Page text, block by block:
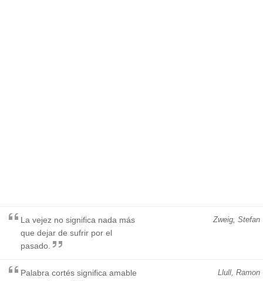
Zweig, Stefan
La vejez no significa nada más
que dejar de sufrir por el
pasado.
Llull, Ramon
Palabra cortés significa amable